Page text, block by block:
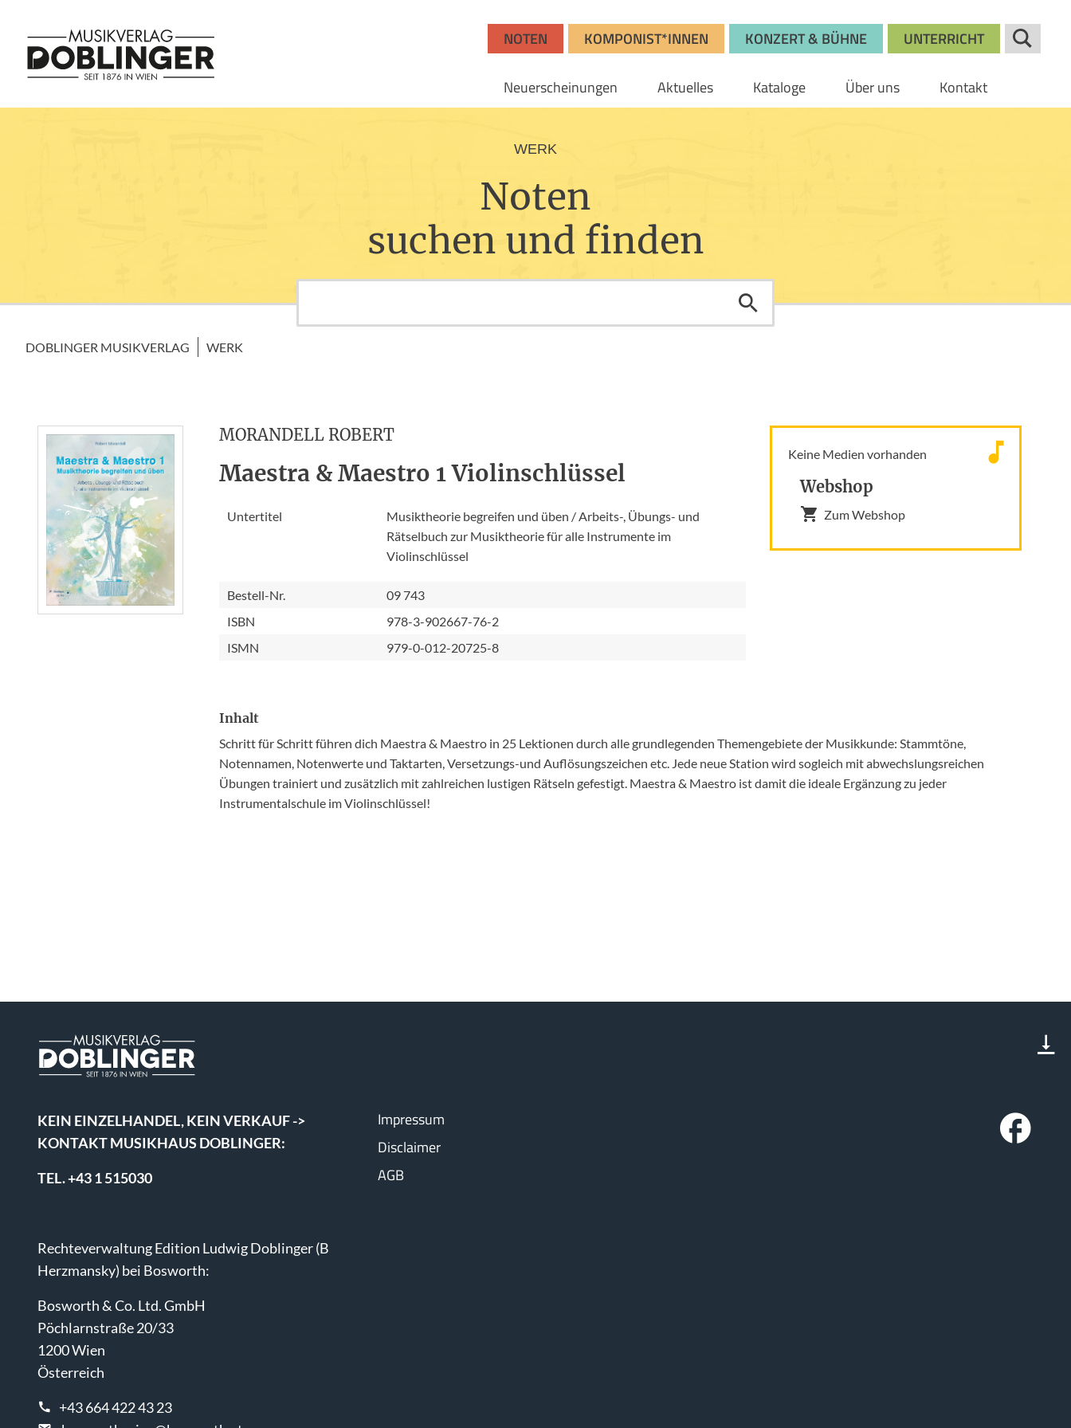
NOTEN KOMPONIST*INNEN KONZERT & BÜHNE UNTERRICHT
Neuerscheinungen Aktuelles Kataloge Über uns Kontakt
WERK
Noten
suchen und finden
DOBLINGER MUSIKVERLAG WERK
MORANDELL ROBERT
Maestra & Maestro 1 Violinschlüssel
Untertitel
Musiktheorie begreifen und üben / Arbeits-, Übungs- und
Rätselbuch zur Musiktheorie für alle Instrumente im
Violinschlüssel
Bestell-Nr.
09 743
ISBN
978-3-902667-76-2
ISMN
979-0-012-20725-8
Keine Medien vorhanden
Webshop
Zum Webshop
Inhalt
Schritt für Schritt führen dich Maestra & Maestro in 25 Lektionen durch alle grundlegenden Themengebiete der Musikkunde: Stammtöne,
Notennamen, Notenwerte und Taktarten, Versetzungs-und Auflösungszeichen etc. Jede neue Station wird sogleich mit abwechslungsreichen
Übungen trainiert und zusätzlich mit zahlreichen lustigen Rätseln gefestigt. Maestra & Maestro ist damit die ideale Ergänzung zu jeder
Instrumentalschule im Violinschlüssel!
KEIN EINZELHANDEL, KEIN VERKAUF ->
KONTAKT MUSIKHAUS DOBLINGER:
TEL. +43 1 515030
Rechteverwaltung Edition Ludwig Doblinger (B
Herzmansky) bei Bosworth:
Bosworth & Co. Ltd. GmbH
Pöchlarnstraße 20/33
1200 Wien
Österreich
+43 664 422 43 23
Impressum
Disclaimer
AGB